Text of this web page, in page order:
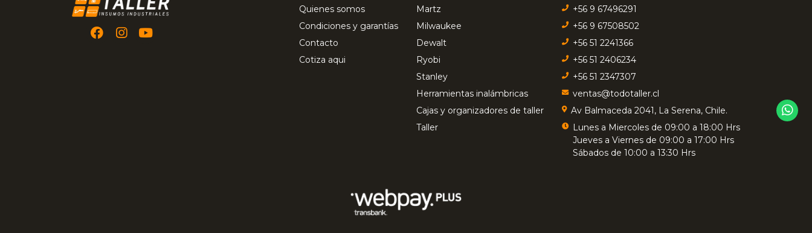
Quienes somos
Condiciones y garantías
Contacto
Cotiza aqui
Martz
Milwaukee
Dewalt
Ryobi
Stanley
Herramientas inalámbricas
Cajas y organizadores de taller
Taller
+56 9 67496291
+56 9 67508502
+56 51 2241366
+56 51 2406234
+56 51 2347307
ventas@todotaller.cl
Av Balmaceda 2041, La Serena, Chile.
Lunes a Miercoles de 09:00 a 18:00 Hrs
Jueves a Viernes de 09:00 a 17:00 Hrs
Sábados de 10:00 a 13:30 Hrs